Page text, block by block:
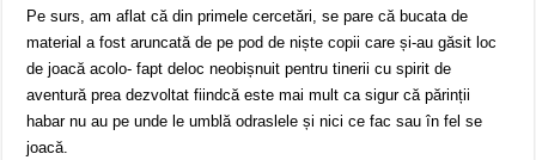
Pe surs, am aflat că din primele cercetări, se pare că bucata de
material a fost aruncată de pe pod de niște copii care și-au găsit loc
de joacă acolo- fapt deloc neobișnuit pentru tinerii cu spirit de
aventură prea dezvoltat fiindcă este mai mult ca sigur că părinții
habar nu au pe unde le umblă odraslele și nici ce fac sau în fel se
joacă.